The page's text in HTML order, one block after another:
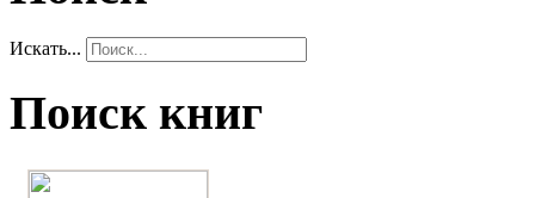
Искать...
Поиск книг